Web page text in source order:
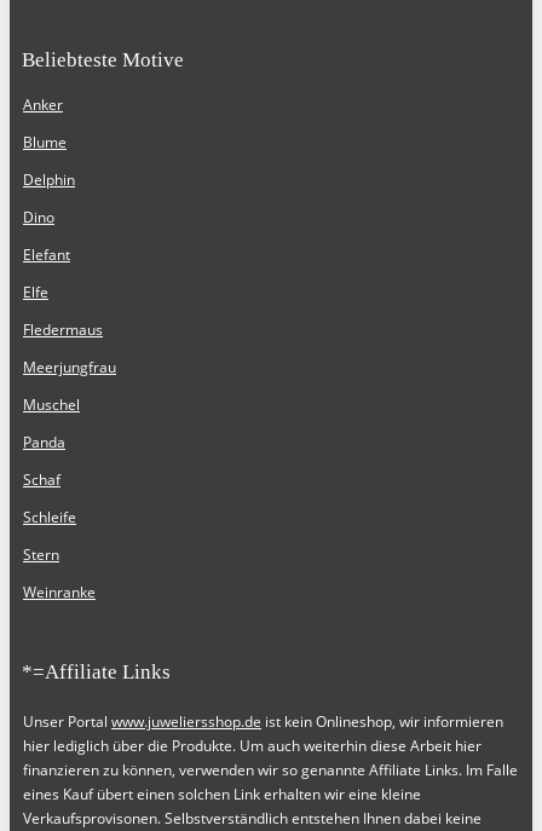
Beliebteste Motive
Anker
Blume
Delphin
Dino
Elefant
Elfe
Fledermaus
Meerjungfrau
Muschel
Panda
Schaf
Schleife
Stern
Weinranke
*=Affiliate Links
Unser Portal www.juweliersshop.de ist kein Onlineshop, wir informieren
hier lediglich über die Produkte. Um auch weiterhin diese Arbeit hier
finanzieren zu können, verwenden wir so genannte Affiliate Links. Im Falle
eines Kauf übert einen solchen Link erhalten wir eine kleine
Verkaufsprovisonen. Selbstverständlich entstehen Ihnen dabei keine